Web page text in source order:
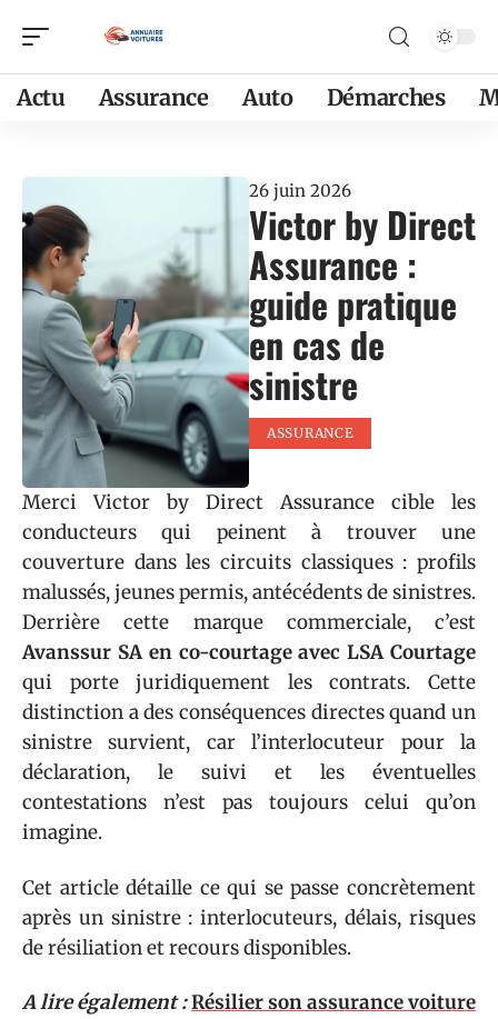
Actu Assurance Auto Démarches
26 juin 2026
Victor by Direct
Assurance :
guide pratique
en cas de
sinistre
ASSURANCE
Merci Victor by Direct Assurance cible les
conducteurs qui peinent à trouver une
couverture dans les circuits classiques : profils
malussés, jeunes permis, antécédents de sinistres.
Derrière cette marque commerciale, c’est
Avanssur SA en co-courtage avec LSA Courtage
qui porte juridiquement les contrats. Cette
distinction a des conséquences directes quand un
sinistre survient, car l’interlocuteur pour la
déclaration, le suivi et les éventuelles
contestations n’est pas toujours celui qu’on
imagine.
Cet article détaille ce qui se passe concrètement
après un sinistre : interlocuteurs, délais, risques
de résiliation et recours disponibles.
A lire également :Résilier son assurance voiture